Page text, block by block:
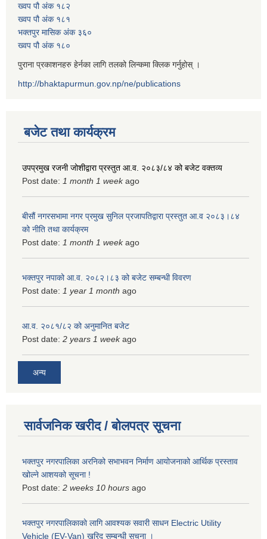
ख्वप पौ अंक १८२
ख्वप पौ अंक १८१
भक्तपुर मासिक अंक ३६०
ख्वप पौ अंक १८०
पुराना प्रकाशनहरु हेर्नका लागि तलको लिन्कमा क्लिक गर्नुहोस् ।
http://bhaktapurmun.gov.np/ne/publications
बजेट तथा कार्यक्रम
उपप्रमुख रजनी जोशीद्वारा प्रस्तुत आ.व. २०८३/८४ को बजेट वक्तव्य
Post date: 1 month 1 weekago
बीसौं नगरसभामा नगर प्रमुख सुनिल प्रजापतिद्वारा प्रस्तुत आ.व‍ २०८३।८४
को नीति तथा कार्यक्रम
Post date: 1 month 1 weekago
भक्तपुर नपाको आ.व. २०८२।८३ को बजेट सम्बन्धी विवरण
Post date: 1 year 1 month ago
आ.व. २०८१/८२ को अनुमानित बजेट
Post date: 2 years 1 weekago
अन्य
सार्वजनिक खरीद / बोलपत्र सूचना
भक्तपुर नगरपालिका अरनिको सभाभवन निर्माण आयोजनाको आर्थिक प्रस्ताव
खोल्ने आशयको सूचना !
Post date: 2 weeks 10 hours ago
भक्तपुर नगरपालिकाकाे लागि आवश्यक सवारी साधन Electric Utility
Vehicle (EV-Van) खरिद सम्बन्धी सूचना ।